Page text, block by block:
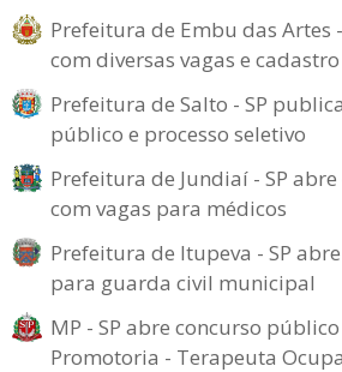
Prefeitura de Embu das Artes
com diversas vagas e
Prefeitura de Salto - SP
público e processo seletivo
Prefeitura de Jundiaí - SP
com vagas para médicos
Prefeitura de Itupeva - SP
para guarda civil municipal
MP - SP abre concurso
Promotoria - Terapeuta